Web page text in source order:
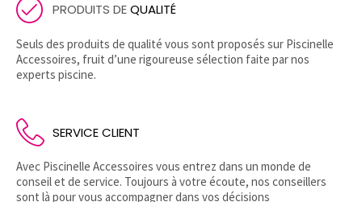
PRODUITS DEQUALITÉ
Seuls des produits de qualité vous sont proposés sur Piscinelle
Accessoires, fruit d’une rigoureuse sélection faite par nos
experts piscine.
SERVICE CLIENT
Avec Piscinelle Accessoires vous entrez dans un monde de
conseil et de service. Toujours à votre écoute, nos conseillers
sont là pour vous accompagner dans vos décisions